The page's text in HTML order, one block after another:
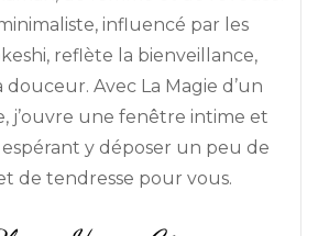
influencé par les
reflète la bienveillance,
douceur. Avec La Magie d’un
j’ouvre une fenêtre intime et
y déposer un peu de
de tendresse pour vous.